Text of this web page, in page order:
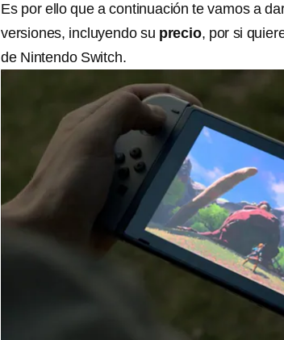
Es por ello que a continuación te vamos a
versiones, incluyendo su precio, por si
de Nintendo Switch.